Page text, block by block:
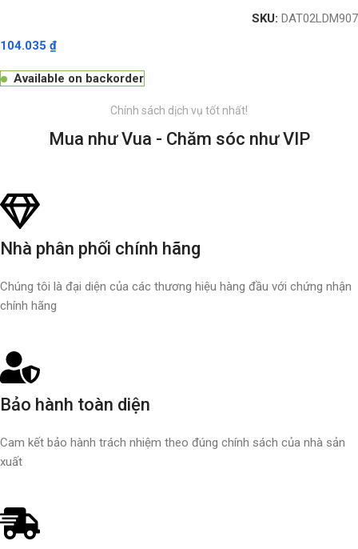
SKU: DAT02LDM907
104.035₫
Available on backorder
Chính sách dịch vụ tốt nhất!
Mua như Vua - Chăm sóc như VIP
Nhà phân phối chính hãng
Chúng tôi là đại diện của các thương hiệu hàng đầu với chứng nhận
chính hãng
Bảo hành toàn diện
Cam kết bảo hành trách nhiệm theo đúng chính sách của nhà sản
xuất